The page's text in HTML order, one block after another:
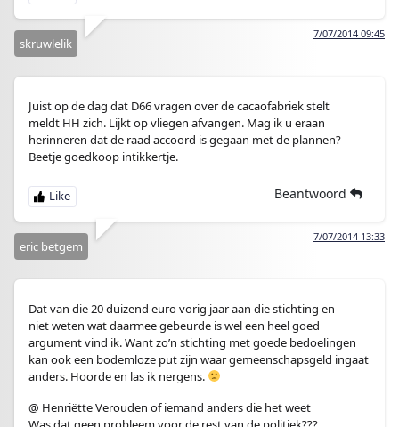
7/07/2014 09:45
skruwlelik
Juist op de dag dat D66 vragen over de cacaofabriek stelt
meldt HH zich. Lijkt op vliegen afvangen. Mag ik u eraan
herinneren dat de raad accoord is gegaan met de plannen?
Beetje goedkoop intikkertje.
Beantwoord
7/07/2014 13:33
eric betgem
Dat van die 20 duizend euro vorig jaar aan die stichting en
niet weten wat daarmee gebeurde is wel een heel goed
argument vind ik. Want zo’n stichting met goede bedoelingen
kan ook een bodemloze put zijn waar gemeenschapsgeld ingaat
anders. Hoorde en las ik nergens.
@ Henriëtte Verouden of iemand anders die het weet